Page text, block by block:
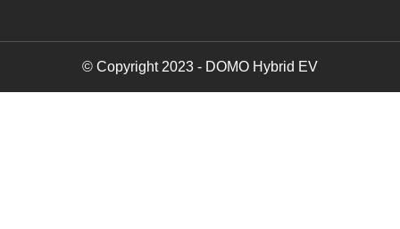
© Copyright 2023 - DOMO Hybrid EV